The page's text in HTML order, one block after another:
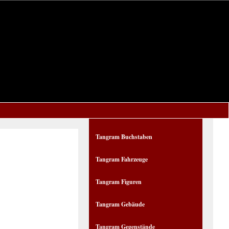
Tangram Buchstaben
Tangram Fahrzeuge
Tangram Figuren
Tangram Gebäude
Tangram Gegenstände